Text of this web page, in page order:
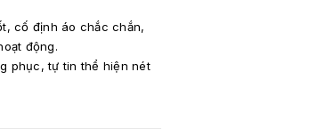
cố định áo chắc chắn,
động.
phục, tự tin thể hiện nét